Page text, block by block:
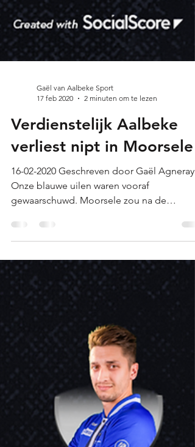
Gaël van Aalbeke Sport
Verdienstelijk Aalbeke
verliest nipt in Moorsele
gewaarschuwd. Moorsele zou na de
nederlaag in Aalbeke gemotiveerd...